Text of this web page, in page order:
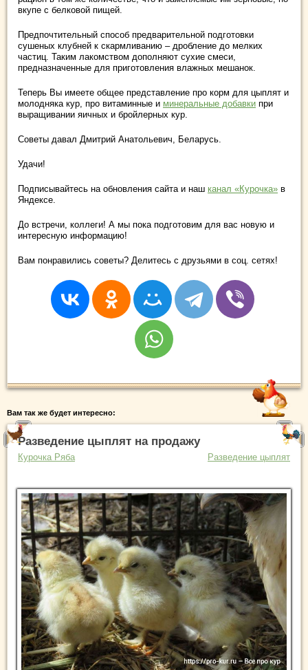
вкупе с белковой пищей.
Предпочтительный способ предварительной подготовки
сушеных клубней к скармливанию – дробление до мелких
частиц. Таким лакомством дополняют сухие смеси,
предназначенные для приготовления влажных мешанок.
Теперь Вы имеете общее представление про корм для цыплят и
молодняка кур, про витаминные и минеральные добавки при
выращивании яичных и бройлерных кур.
Советы давал Дмитрий Анатольевич, Беларусь.
Удачи!
Подписывайтесь на обновления сайта и наш канал «Курочка» в
Яндексе.
До встречи, коллеги! А мы пока подготовим для вас новую и
интересную информацию!
Вам понравились советы? Делитесь с друзьями в соц. сетях!
Вам так же будет интересно:
Разведение цыплят на продажу
Курочка Ряба Разведение цыплят